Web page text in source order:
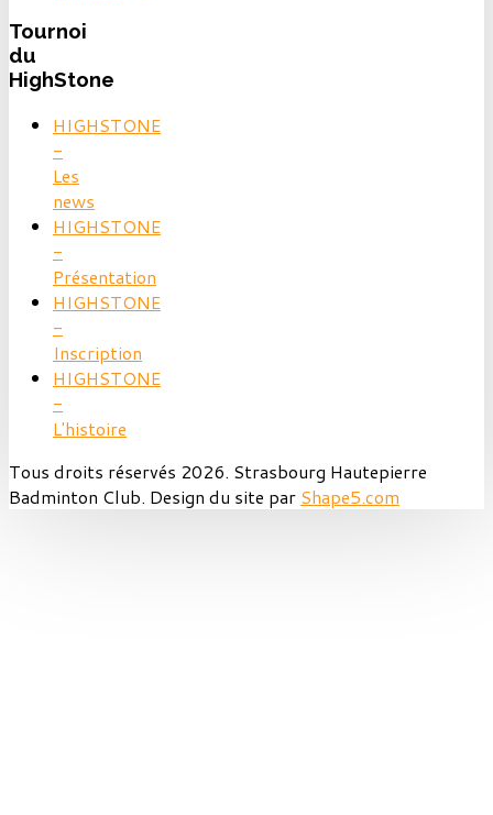
Tournoi
du
HighStone
HIGHSTONE
-
Les
news
HIGHSTONE
-
Présentation
HIGHSTONE
-
Inscription
HIGHSTONE
-
L'histoire
Tous droits réservés 2026. Strasbourg Hautepierre
Badminton Club. Design du site par Shape5.com